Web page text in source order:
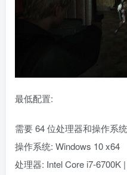
最低配置:
需要 64 位处理器和操作系统
操作系统: Windows 10 x64
处理器: Intel Core i7-6700K